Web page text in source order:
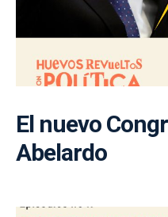
El nuevo
Abelardo